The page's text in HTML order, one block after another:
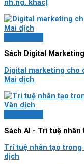
nh.ng. khác]
Sách Digital Marketing
Digital marketing cho
Mai dịch
Sách AI - Trí tuệ nhân
Trí tuệ nhân tạo trong
dịch